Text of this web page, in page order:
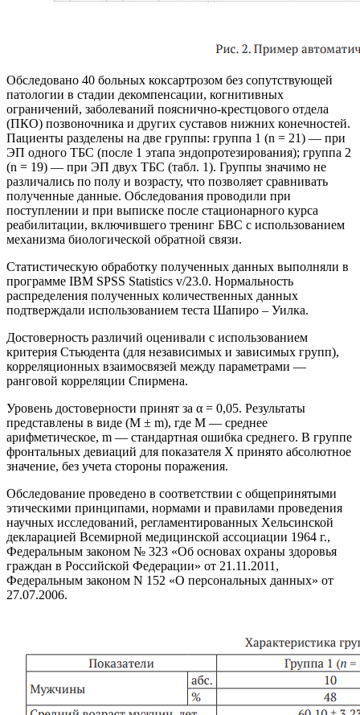
Обследовано 40 больных коксартрозом без сопутствующей
патологии в стадии декомпенсации, когнитивных
ограничений, заболеваний пояснично-крестцового отдела
(ПКО) позвоночника и других суставов нижних конечностей.
Пациенты разделены на две группы: группа 1 (n = 21) — при
ЭП одного ТБС (после 1 этапа эндопротезирования); группа 2
(n = 19) — при ЭП двух ТБС (табл. 1). Группы значимо не
различались по полу и возрасту, что позволяет сравнивать
полученные данные. Обследования проводили при
поступлении и при выписке после стационарного курса
реабилитации, включившего тренинг БВС с использованием
механизма биологической обратной связи.
Статистическую обработку полученных данных выполняли в
программе IBM SPSS Statistics v/23.0. Нормальность
распределения полученных количественных данных
подтверждали использованием теста Шапиро – Уилка.
Достоверность различий оценивали с использованием
критерия Стьюдента (для независимых и зависимых групп),
корреляционных взаимосвязей между параметрами —
ранговой корреляции Спирмена.
Уровень достоверности принят за α = 0,05. Результаты
представлены в виде (M ± m), где M — среднее
арифметическое, m — стандартная ошибка среднего. В группе
фронтальных девиаций для показателя Х принято абсолютное
значение, без учета стороны поражения.
Обследование проведено в соответствии с общепринятыми
этическими принципами, нормами и правилами проведения
научных исследований, регламентированных Хельсинской
декларацией Всемирной медицинской ассоциации 1964 г.,
Федеральным законом № 323 «Об основах охраны здоровья
граждан в Российской Федерации» от 21.11.2011,
Федеральным законом N 152 «О персональных данных» от
27.07.2006.